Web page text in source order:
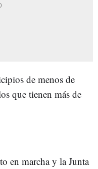
de menos de
que tienen más de
en marcha y la Junta